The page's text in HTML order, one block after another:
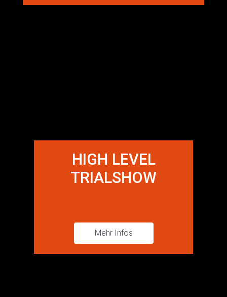
HIGH LEVEL
TRIALSHOW
Mehr Infos